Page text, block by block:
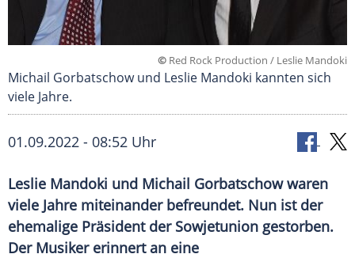
© Red Rock Production / Leslie Mandoki
Michail Gorbatschow und Leslie Mandoki kannten sich
viele Jahre.
01.09.2022 - 08:52 Uhr
Leslie Mandoki und Michail Gorbatschow waren
viele Jahre miteinander befreundet. Nun ist der
ehemalige Präsident der Sowjetunion gestorben.
Der Musiker erinnert an eine